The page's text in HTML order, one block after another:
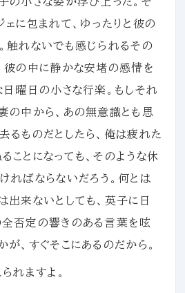
ェに包まれて、ゆったりと彼の
触れないでも感じられるその
彼の中に静かな安堵の感情を
日曜日の小さな行楽。もしそれ
の中から、あの無意識とも思
るものだとしたら、俺は疲れた
ことになっても、そのような休
ればならないだろう。何とは
出来ないとしても、英子に日
否定の響きのある言葉を呟
、すぐそこにあるのだから。
れますよ。